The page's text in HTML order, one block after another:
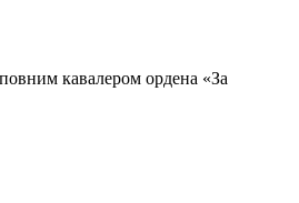
кавалером ордена «За